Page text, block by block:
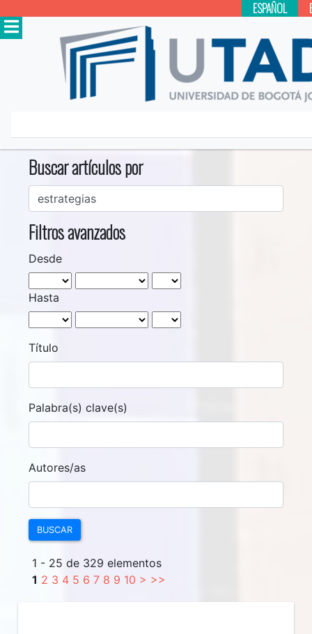
ESPAÑOL
Buscar artículos por
Filtros avanzados
Desde
Hasta
Título
Palabra(s) clave(s)
Autores/as
BUSCAR
1 - 25 de 329 elementos
1 2 3 4 5 6 7 8 9 10 > >>